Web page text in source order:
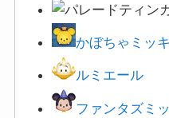
かぼちゃミッ
ルミエール
ファンタズミ